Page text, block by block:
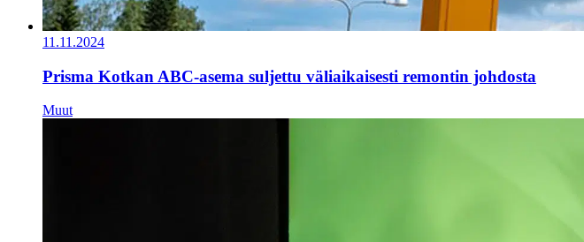
11.11.2024
Prisma Kotkan ABC-asema suljettu väliaikaisesti remontin johdosta
Muut